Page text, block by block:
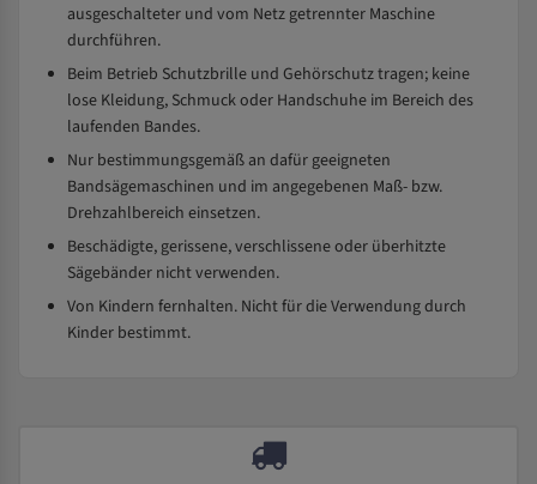
ausgeschalteter und vom Netz getrennter Maschine
durchführen.
Beim Betrieb Schutzbrille und Gehörschutz tragen; keine
lose Kleidung, Schmuck oder Handschuhe im Bereich des
laufenden Bandes.
Nur bestimmungsgemäß an dafür geeigneten
Bandsägemaschinen und im angegebenen Maß- bzw.
Drehzahlbereich einsetzen.
Beschädigte, gerissene, verschlissene oder überhitzte
Sägebänder nicht verwenden.
Von Kindern fernhalten. Nicht für die Verwendung durch
Kinder bestimmt.